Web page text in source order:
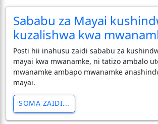
Sababu za Mayai
kuzalishwa kwa
Posti hii inahusu zaidi sababu za
mayai kwa mwanamke, ni tatizo ambalo
mwanamke ambapo mwanamke
mayai.
SOMA ZAIDI...